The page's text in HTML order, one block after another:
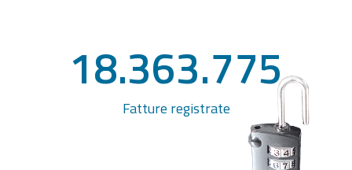
18.363.775
Fatture registrate